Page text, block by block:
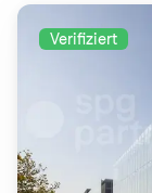
Verifiziert